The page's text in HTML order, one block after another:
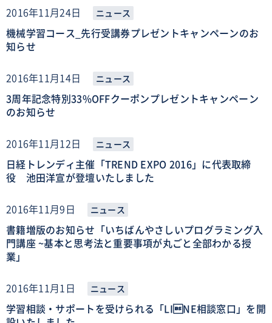
2016年11月24日 ニュース
機械学習コース_先行受講券プレゼントキャンペーンのお
知らせ
2016年11月14日 ニュース
3周年記念特別33%OFFクーポンプレゼントキャンペーン
のお知らせ
2016年11月12日 ニュース
日経トレンディ主催「TREND EXPO 2016」に代表取締
役 池田洋宣が登壇いたしました
2016年11月9日 ニュース
書籍増版のお知らせ「いちばんやさしいプログラミング入
門講座 ~基本と思考法と重要事項が丸ごと全部わかる授
業」
2016年11月1日 ニュース
学習相談・サポートを受けられる「LINE相談窓口」を開